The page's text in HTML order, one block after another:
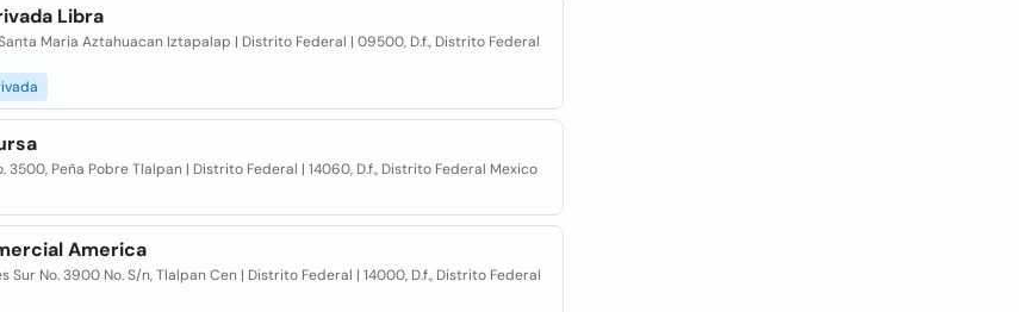
Libra
Santa Maria Aztahuacan Iztapalap | Distrito Federal | 09500, D.f., Distrito Federal
3500, Peña Pobre Tlalpan | Distrito Federal | 14060, D.f., Distrito Federal Mexico
America
Sur No. 3900 No. S/n, Tlalpan Cen | Distrito Federal | 14000, D.f., Distrito Federal